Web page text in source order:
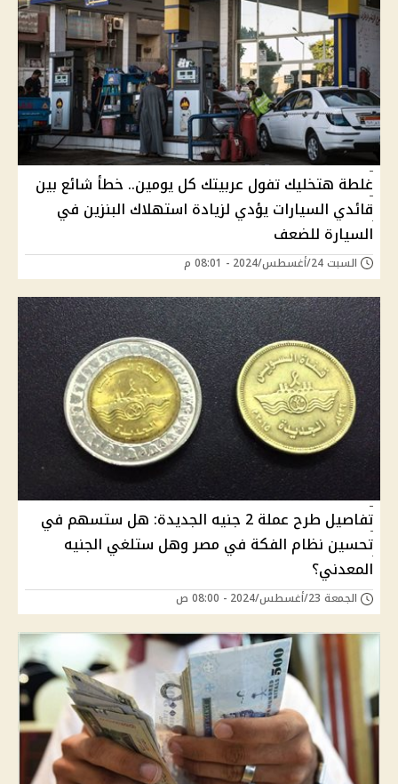
غلطة هتخليك تفول عربيتك كل يومين.. خطأ شائع بين
قائدي السيارات يؤدي لزيادة استهلاك البنزين في
السيارة للضعف
السبت 24/أغسطس/2024 - 08:01 م
تفاصيل طرح عملة 2 جنيه الجديدة: هل ستسهم في
تحسين نظام الفكة في مصر وهل ستلغي الجنيه
المعدني؟
الجمعة 23/أغسطس/2024 - 08:00 ص